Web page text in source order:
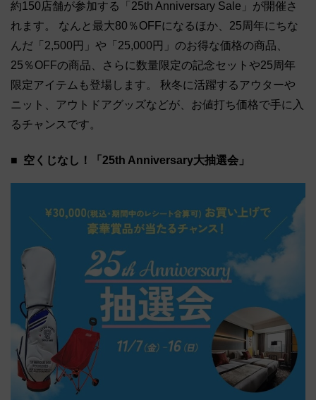
約150店舗が参加する「25th Anniversary Sale」が開催さ
れます。 なんと最大80％OFFになるほか、25周年にちな
んだ「2,500円」や「25,000円」のお得な価格の商品、
25％OFFの商品、さらに数量限定の記念セットや25周年
限定アイテムも登場します。 秋冬に活躍するアウターや
ニット、アウトドアグッズなどが、お値打ち価格で手に入
るチャンスです。
空くじなし！「25th Anniversary大抽選会」